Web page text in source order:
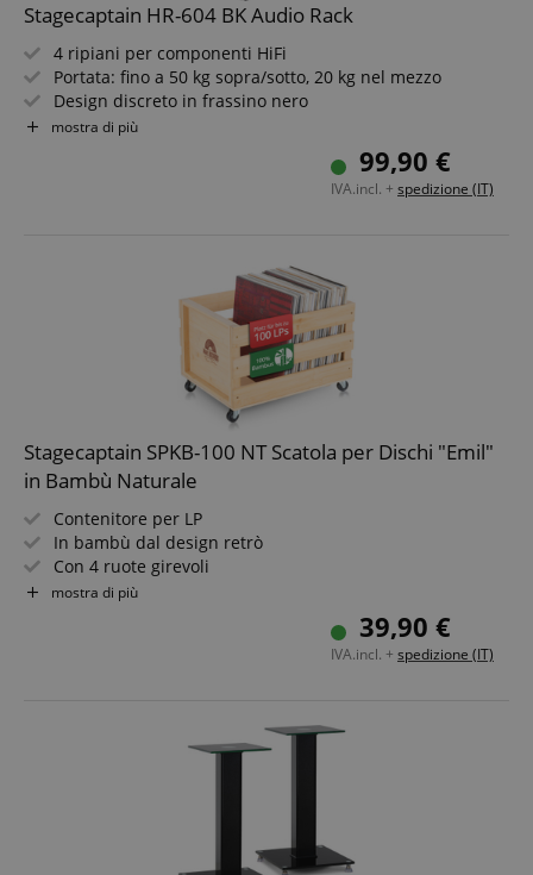
Stagecaptain HR-604 BK Audio Rack
4 ripiani per componenti HiFi
Portata: fino a 50 kg sopra/sotto, 20 kg nel mezzo
Design discreto in frassino nero
Telaio in acciaio robusto, piani in legno stabili
Piedi regolabili per una stabilità ottimale
mostra di più
99,90 €
IVA.incl. + spedizione (IT)
Stagecaptain SPKB-100 NT Scatola per Dischi "Emil"
in Bambù Naturale
Contenitore per LP
In bambù dal design retrò
Con 4 ruote girevoli
Per fino a 100 dischi
Naturalmente utilizzabile anche per molti altri oggetti
mostra di più
39,90 €
IVA.incl. + spedizione (IT)